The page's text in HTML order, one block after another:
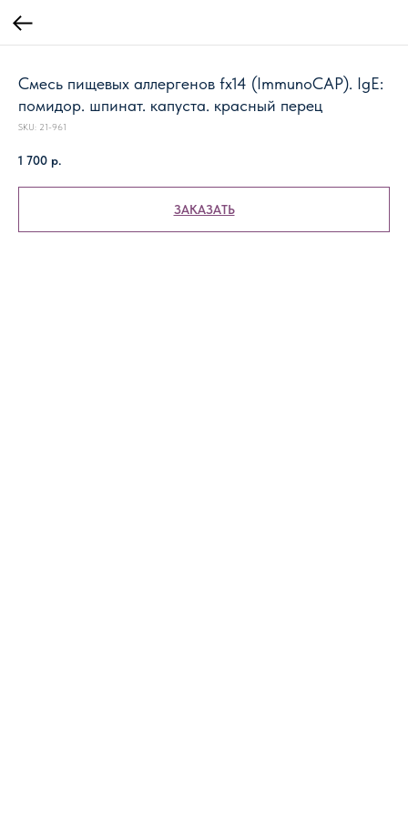
Смесь пищевых аллергенов fx14 (ImmunoCAP). IgE:
помидор. шпинат. капуста. красный перец
SKU: 21-961
1 700 р.
ЗАКАЗАТЬ